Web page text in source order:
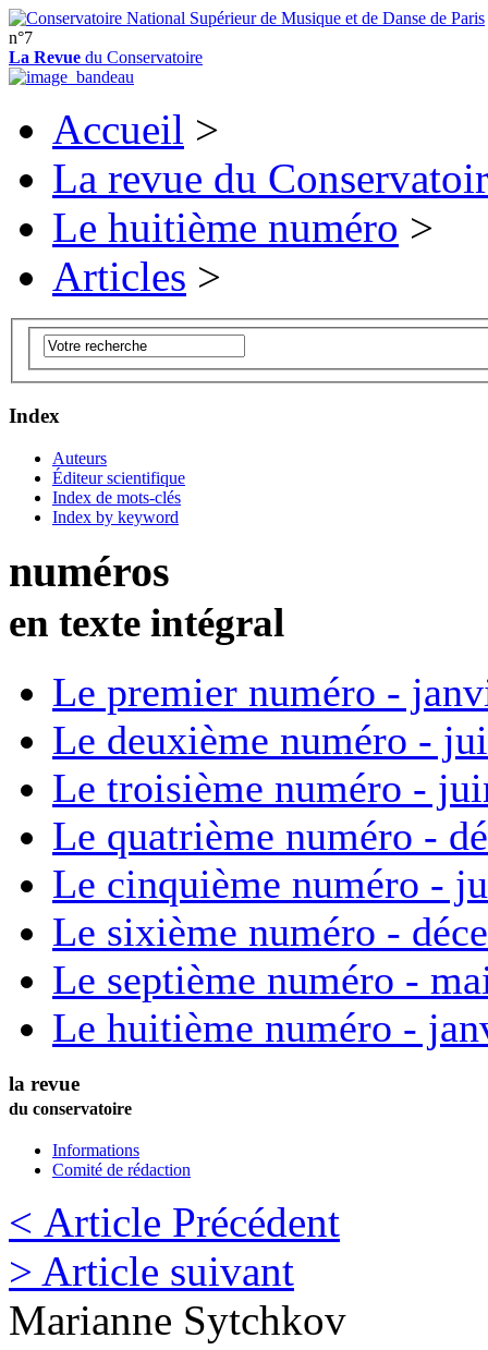
n°7
La Revue du Conservatoire
Accueil >
La revue du
Le huitième numéro >
Articles >
Index
Auteurs
Éditeur scientifique
Index de mots-clés
Index by keyword
numéros
en texte intégral
Le premier numéro -
Le deuxième numéro -
Le troisième numéro -
Le quatrième numéro -
Le cinquième numéro -
Le sixième numéro -
Le septième numéro -
Le huitième numéro -
la revue
du conservatoire
Informations
Comité de rédaction
< Article Précédent
> Article suivant
Marianne Sytchkov